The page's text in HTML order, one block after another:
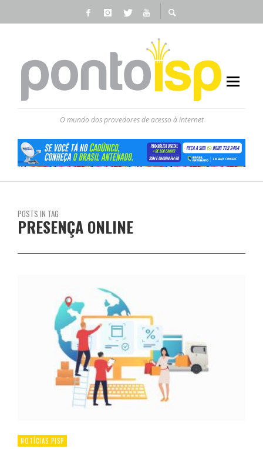
O mundo dos provedores de acesso à internet
POSTS IN TAG
PRESENÇA ONLINE
NOTÍCIAS PISP